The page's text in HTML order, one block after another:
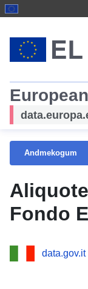
Andmekogum
Fondo
data.gov.it